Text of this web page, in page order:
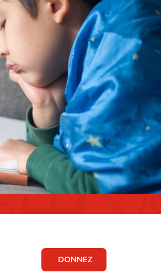
DONNEZ